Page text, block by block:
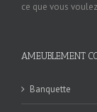
ce que vous
AMEUBLEMENT
Banquette